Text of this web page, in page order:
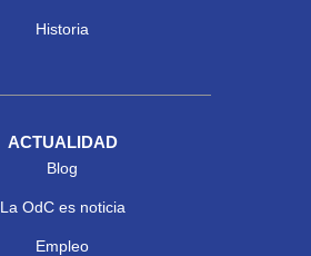
Historia
ACTUALIDAD
Blog
La OdC es noticia
Empleo